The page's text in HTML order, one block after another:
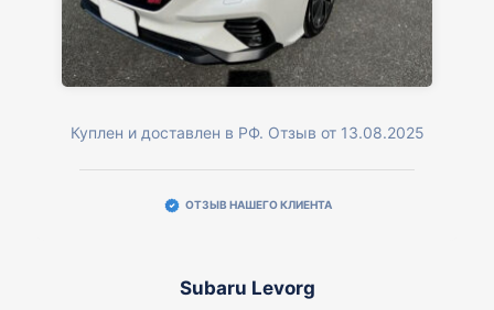
Куплен и доставлен в РФ. Отзыв от 13.08.2025
ОТЗЫВ НАШЕГО КЛИЕНТА
Subaru Levorg